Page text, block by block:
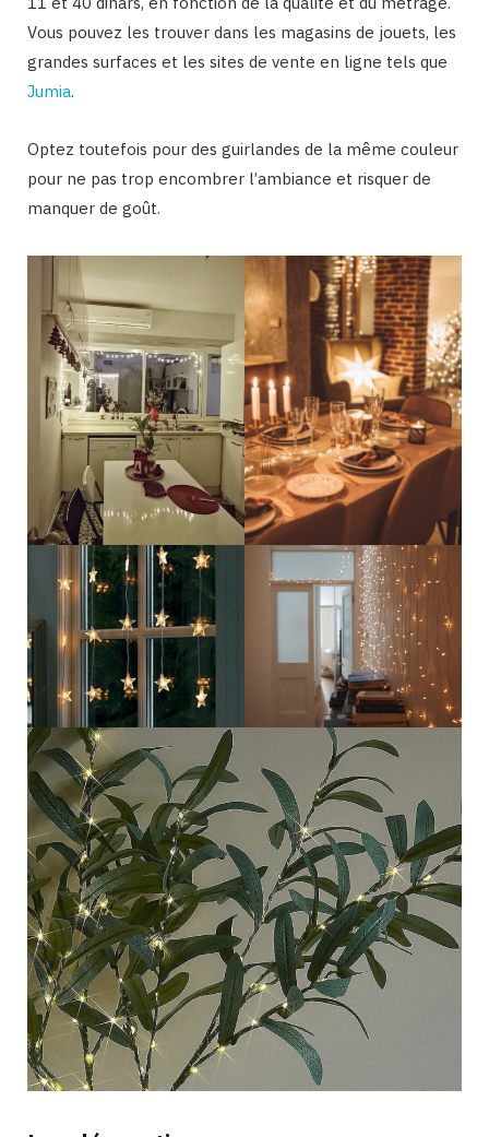
Vous pouvez les trouver dans les magasins de jouets, les
grandes surfaces et les sites de vente en ligne tels que
Jumia.
Optez toutefois pour des guirlandes de la même couleur
pour ne pas trop encombrer l’ambiance et risquer de
manquer de goût.